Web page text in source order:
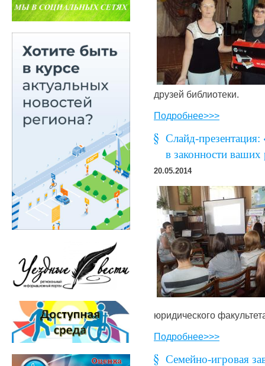
друзей библиотеки.
Подробнее>>>
Cлайд-
в законности
20.05.2014
юридического
Подробнее>>>
Семейно-игровая